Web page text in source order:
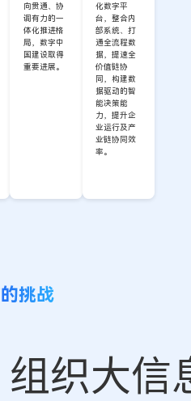
向贯通、协
调有力的一
体化推进格
局，数字中
国建设取得
重要进展。
化数字平
台，整合内
部系统、打
通全流程数
据，提速全
价值链协
同，构建数
据驱动的智
能决策能
力，提升企
业运行及产
业链协同效
率。
挑战
组织大信